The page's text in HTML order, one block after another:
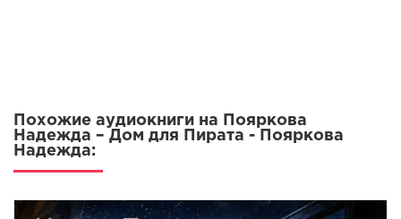
Похожие аудиокниги на Пояркова
Надежда – Дом для Пирата - Пояркова
Надежда: